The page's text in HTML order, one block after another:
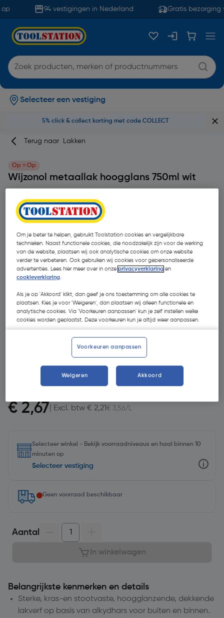
94 vestigingen in Nederland Gratis bezorging
Selecteer een vestiging
5% click & collect korting met code COLLECT
Terug naar Lakken
Op = Op
Wijzonol metaallak hoogglans 750ml wit
- 35 %
€ 2,67 | Excl. btw € 2,21€ 3,56/L
Selecteer winkel - Bekijk voorraadniveaus en haal binnen 10
minuten op
Selecteer vestiging
Geen voorraad beschikbaar
Aantal
In winkelwagen
Belangrijkste kenmerken en details
Sterke, kras-en stootvaste, hoogglanzende, dekkende
lakverf op basis van alkydhars voor buiten en binnen.
Om je beter te helpen, gebruikt Toolstation cookies en vergelijkbare
technieken. Naast functionele cookies, die noodzakelijk zijn voor de werking
van de website, plaatsen wij ook analytische cookies om onze website
verder te verbeteren. Ook gebruiken wij cookies voor gepersonaliseerde
advertenties. Lees hier meer over in onzeprivacyverklaring en
cookieverklaring.
Als je op 'Akkoord' klikt, dan geef je ons toestemming om alle cookies te
plaatsen. Kies je voor 'Weigeren', dan plaatsen wij alleen functionele en
analytische cookies. Via 'Voorkeuren aanpassen' kun je zelf instellen welke
cookies worden geplaatst. Deze voorkeuren kun je altijd weer aanpassen.
Voorkeuren aanpassen
Weigeren Akkoord